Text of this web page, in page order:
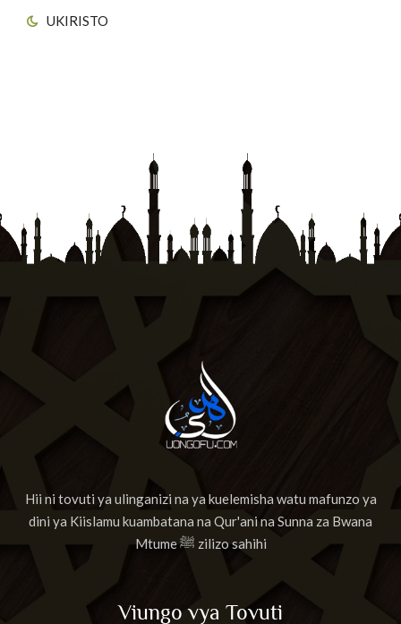
UKIRISTO
Hii ni tovuti ya ulinganizi na ya kuelemisha watu mafunzo ya
dini ya Kiislamu kuambatana na Qur'ani na Sunna za Bwana
Mtume ﷺ zilizo sahihi
Viungo vya Tovuti